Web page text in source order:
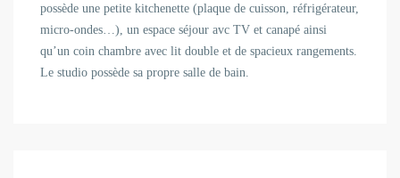
possède une petite kitchenette (plaque de cuisson, réfrigérateur,
micro-ondes…), un espace séjour avc TV et canapé ainsi
qu’un coin chambre avec lit double et de spacieux rangements.
Le studio possède sa propre salle de bain.